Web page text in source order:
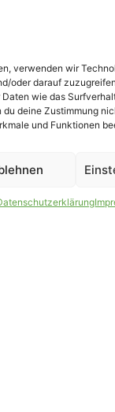
verwenden wir
oder darauf
wie das
du deine Zustimmung
und Funktionen